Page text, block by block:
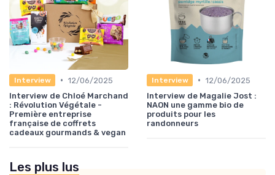
Interview • 12/06/2025
Interview de Chloé Marchand
: Révolution Végétale -
Première entreprise
française de coffrets
cadeaux gourmands & vegan
Interview • 12/06/2025
Interview de Magalie Jost :
NAON une gamme bio de
produits pour les
randonneurs
Les plus lus